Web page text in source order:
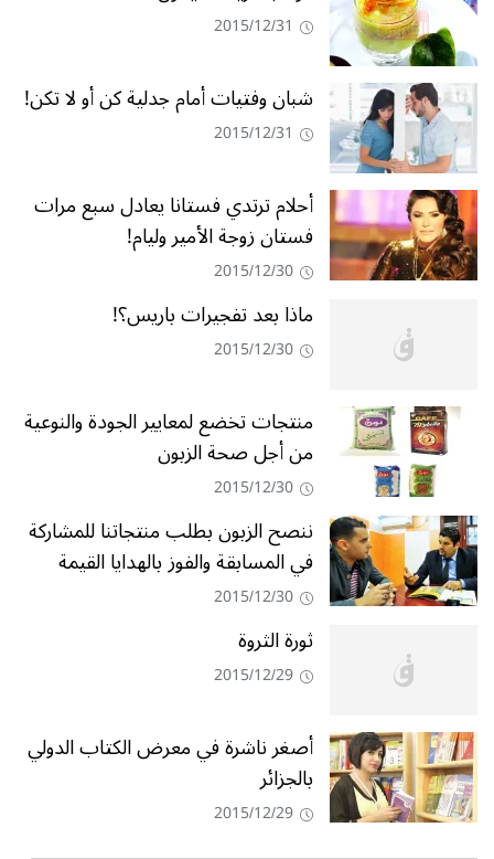
2015/12/31
شبان وفتيات أمام جدلية كن أو لا تكن!
2015/12/31
أحلام ترتدي فستانا يعادل سبع مرات
فستان زوجة الأمير وليام!
2015/12/30
ماذا بعد تفجيرات باريس؟!
2015/12/30
منتجات تخضع لمعايير الجودة والنوعية
من أجل صحة الزبون
2015/12/30
ننصح الزبون بطلب منتجاتنا للمشاركة
في المسابقة والفوز بالهدايا القيمة
2015/12/30
ثورة الثروة
2015/12/29
أصغر ناشرة في معرض الكتاب الدولي
بالجزائر
2015/12/29